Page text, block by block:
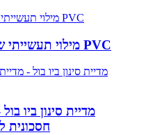
מילוי תעשייתי של מגדל קירור מחומר PVC
מדיית סינון ביו
חסכונית